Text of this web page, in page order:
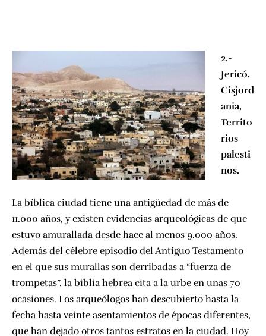
2.-
Jericó.
Cisjord
ania,
Territo
rios
palesti
nos.
La bíblica ciudad tiene una antigüedad de más de
11.000 años, y existen evidencias arqueológicas de que
estuvo amurallada desde hace al menos 9.000 años.
Además del célebre episodio del Antiguo Testamento
en el que sus murallas son derribadas a “fuerza de
trompetas”, la biblia hebrea cita a la urbe en unas 70
ocasiones. Los arqueólogos han descubierto hasta la
fecha hasta veinte asentamientos de épocas diferentes,
que han dejado otros tantos estratos en la ciudad. Hoy